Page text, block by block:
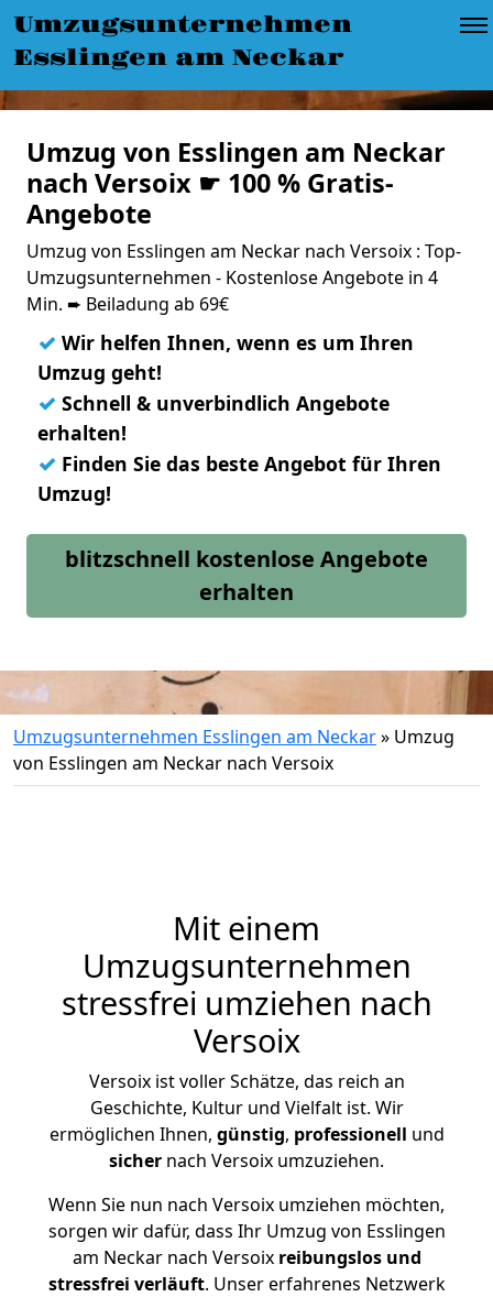
Umzugsunternehmen
Esslingen am Neckar
Umzug von Esslingen am Neckar
nach Versoix ☛ 100 % Gratis-
Angebote
Umzug von Esslingen am Neckar nach Versoix : Top-
Umzugsunternehmen - Kostenlose Angebote in 4
Min. ➨ Beiladung ab 69€
✓ Wir helfen Ihnen, wenn es um Ihren
Umzug geht!
✓ Schnell & unverbindlich Angebote
erhalten!
✓ Finden Sie das beste Angebot für Ihren
Umzug!
blitzschnell kostenlose Angebote
erhalten
Umzugsunternehmen Esslingen am Neckar» Umzug
von Esslingen am Neckar nach Versoix
Mit einem
Umzugsunternehmen
stressfrei umziehen nach
Versoix
Versoix ist voller Schätze, das reich an
Geschichte, Kultur und Vielfalt ist. Wir
ermöglichen Ihnen, günstig, professionell und
sicher nach Versoix umzuziehen.
Wenn Sie nun nach Versoix umziehen möchten,
sorgen wir dafür, dass Ihr Umzug von Esslingen
am Neckar nach Versoix reibungslos und
stressfrei verläuft. Unser erfahrenes Netzwerk